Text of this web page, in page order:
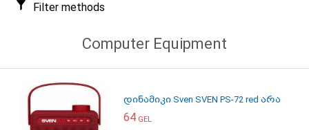
Filter methods
Computer Equipment
დინამიკი Sven SVEN PS-72 red არა
64 GEL